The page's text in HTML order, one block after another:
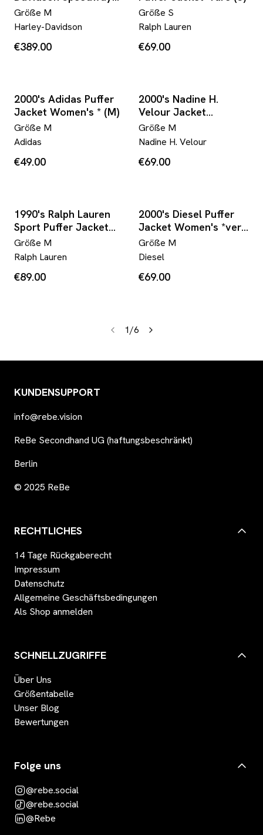
Leather Bomber
Jacket *extremely
rare (M)
Größe M
Harley-Davidson
€389.00
Größe S
Ralph Lauren
€69.00
2000's Adidas Puffer
Jacket Women's * (M)
Größe M
Adidas
€49.00
2000's Nadine H.
Velour Jacket
Women's *rare (M)
Größe M
Nadine H. Velour
€69.00
1990's Ralph Lauren
Sport Puffer Jacket
*rare (M)
Größe M
Ralph Lauren
€89.00
2000's Diesel Puffer
Jacket Women's *very
rare (M)
Größe M
Diesel
€69.00
1/6
KUNDENSUPPORT
info@rebe.vision
ReBe Secondhand UG (haftungsbeschränkt)
Berlin
© 2025 ReBe
RECHTLICHES
14 Tage Rückgaberecht
Impressum
Datenschutz
Allgemeine Geschäftsbedingungen
Als Shop anmelden
SCHNELLZUGRIFFE
Über Uns
Größentabelle
Unser Blog
Bewertungen
Folge uns
@rebe.social
@rebe.social
@Rebe